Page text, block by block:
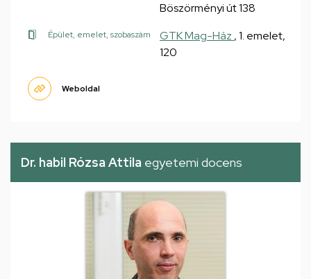
Böszörményi út 138
Épület, emelet, szobaszám GTK Mag-Ház , 1. emelet,
120
Weboldal
Dr. habil Rózsa Attila egyetemi docens